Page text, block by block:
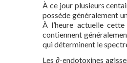
À ce jour plusieurs
possède généralement
À l’heure actuelle
contiennent
qui déterminent le
Les ∂-endotoxines